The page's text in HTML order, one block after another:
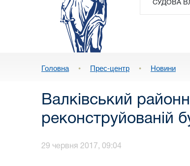
СУДОВА
Головна • Прес-центр • Новини
Валківський
реконструйованій
29 червня 2017, 09:04